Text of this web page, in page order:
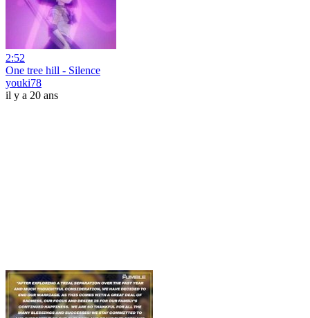
2:52
One tree hill - Silence
youki78
il y a 20 ans